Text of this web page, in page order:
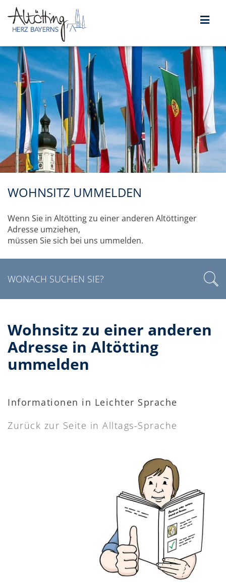
WOHNSITZ UMMELDEN
Wenn Sie in Altötting zu einer anderen Altöttinger
Adresse umziehen,
müssen Sie sich bei uns ummelden.
Wohnsitz zu einer anderen
Adresse in Altötting
ummelden
Informationen in Leichter Sprache
Zurück zur Seite in Alltags-Sprache